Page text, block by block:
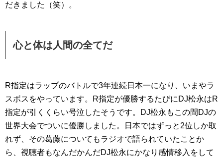
だきました（笑）。
心と体は人間の全てだ
R指定はラップのバトルで3年連続日本一になり、いまやラ
スボスをやっています。R指定が優勝するたびにDJ松永はR
指定が引くくらい号泣したそうです。DJ松永もこの間DJの
世界大会でついに優勝しました。日本ではずっと2位しか取
れず、その葛藤についてもラジオで語られていたことか
ら、視聴者もなんだかんだDJ松永にかなり感情移入をして